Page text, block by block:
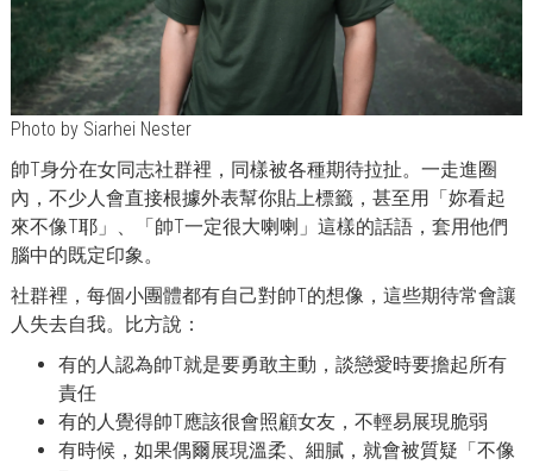
Photo by Siarhei Nester
帥T身分在女同志社群裡，同樣被各種期待拉扯。一走進圈
內，不少人會直接根據外表幫你貼上標籤，甚至用「妳看起
來不像T耶」、「帥T一定很大喇喇」這樣的話語，套用他們
腦中的既定印象。
社群裡，每個小團體都有自己對帥T的想像，這些期待常會讓
人失去自我。比方說：
有的人認為帥T就是要勇敢主動，談戀愛時要擔起所有
責任
有的人覺得帥T應該很會照顧女友，不輕易展現脆弱
有時候，如果偶爾展現溫柔、細膩，就會被質疑「不像